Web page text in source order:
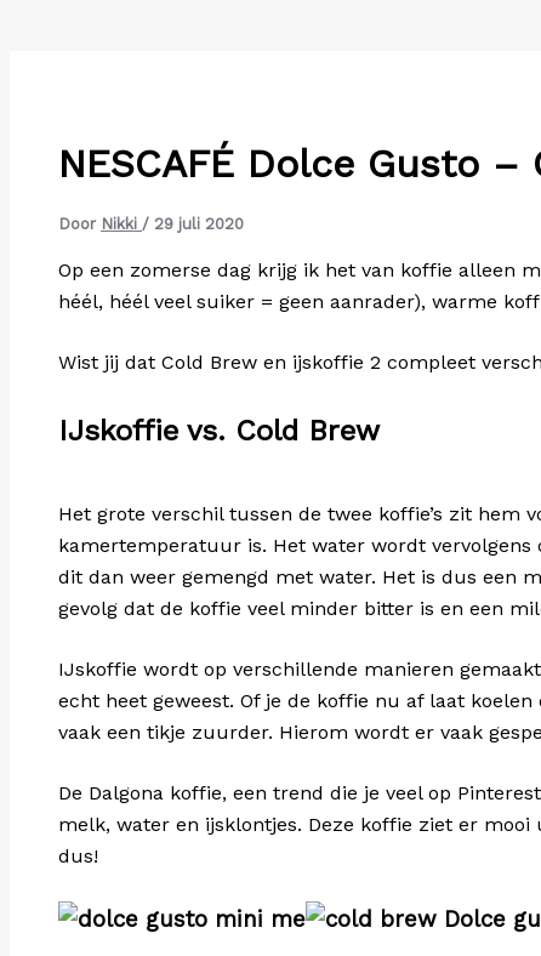
NESCAFÉ Dolce Gusto –
Door Nikki / 29 juli 2020
Op een zomerse dag krijg ik het van koffie alleen
héél, héél veel suiker = geen aanrader), warme
Wist jij dat Cold Brew en ijskoffie 2 compleet
IJskoffie vs. Cold Brew
Het grote verschil tussen de twee koffie’s zit
kamertemperatuur is. Het water wordt
dit dan weer gemengd met water. Het is dus een
gevolg dat de koffie veel minder bitter is en een
IJskoffie wordt op verschillende manieren
echt heet geweest. Of je de koffie nu af laat
vaak een tikje zuurder. Hierom wordt er vaak
De Dalgona koffie, een trend die je veel op
melk, water en ijsklontjes. Deze koffie ziet er
dus!